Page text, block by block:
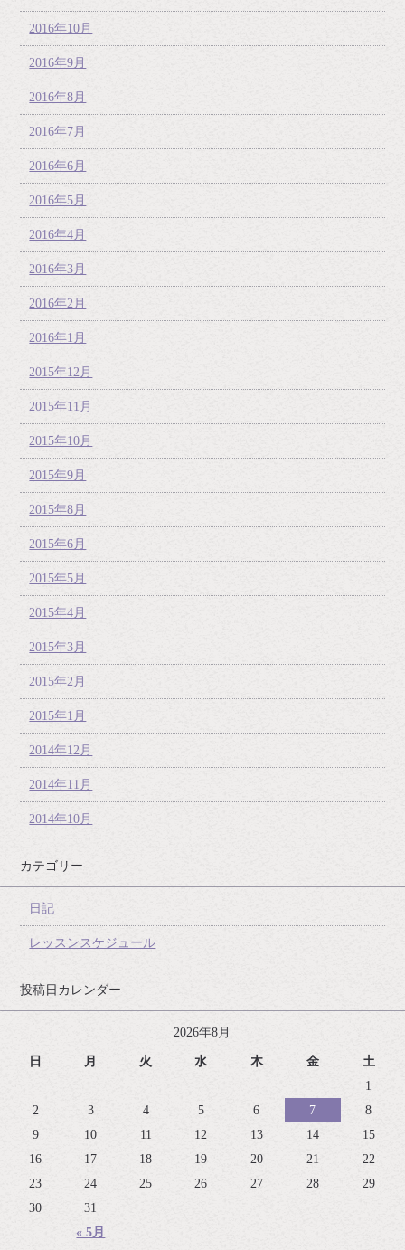
2016年10月
2016年9月
2016年8月
2016年7月
2016年6月
2016年5月
2016年4月
2016年3月
2016年2月
2016年1月
2015年12月
2015年11月
2015年10月
2015年9月
2015年8月
2015年6月
2015年5月
2015年4月
2015年3月
2015年2月
2015年1月
2014年12月
2014年11月
2014年10月
カテゴリー
日記
レッスンスケジュール
投稿日カレンダー
2026年8月
日 月 火 水 木 金 土
« 5月
1
2
3 4 5 6 7
8
9
10 11 12 13 14
15
16
17 18 19 20 21
22
23
24 25 26 27 28
29
30
31